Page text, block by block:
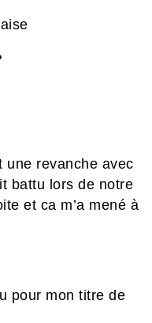
une revanche avec
battu lors de notre
et ca m’a mené à
pour mon titre de